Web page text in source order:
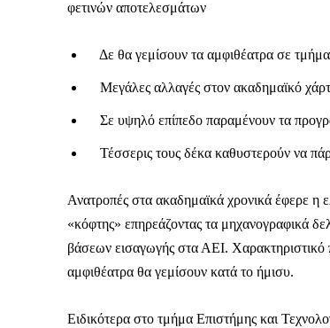
φετινών αποτελεσμάτων
Δε θα γεμίσουν τα αμφιθέατρα σε
Μεγάλες αλλαγές στον ακαδημαϊκό
Σε υψηλό επίπεδο παραμένουν τα
Τέσσερις τους δέκα καθυστερούν να
Ανατροπές στα ακαδημαϊκά χρονικά έφερε η
«κόφτης» επηρεάζοντας τα μηχανογραφικά
βάσεων εισαγωγής στα ΑΕΙ. Χαρακτηριστικό
αμφιθέατρα θα γεμίσουν κατά το ήμισυ.
Ειδικότερα στο τμήμα Επιστήμης και